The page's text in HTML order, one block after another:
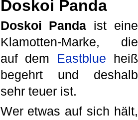
Doskoi Panda
Doskoi Panda ist eine
Klamotten-Marke, die
auf dem Eastblue heiß
begehrt und deshalb
sehr teuer ist.
Wer etwas auf sich hält,